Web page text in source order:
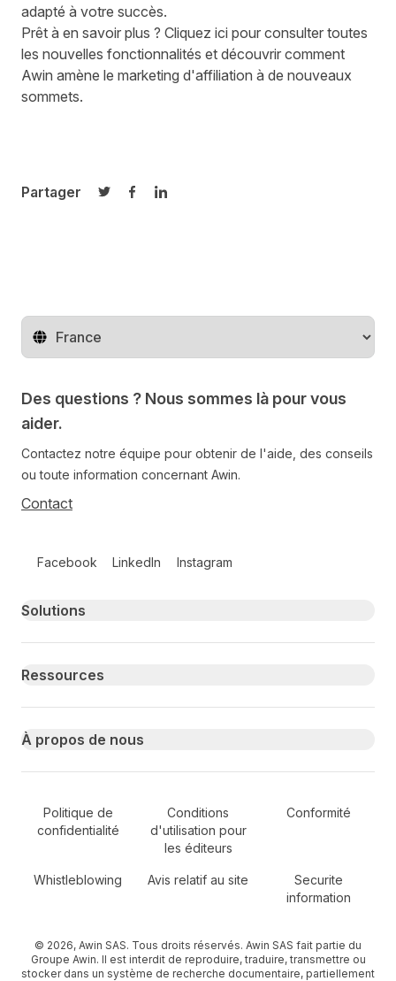
adapté à votre succès.
Prêt à en savoir plus ? Cliquez ici pour consulter toutes
les nouvelles fonctionnalités et découvrir comment
Awin amène le marketing d'affiliation à de nouveaux
sommets.
Partager
Partager sur Twitter
Partager sur Facebook
Partager sur LinkedIn
Changer de pays
Des questions ? Nous sommes là pour vous
aider.
Contactez notre équipe pour obtenir de l'aide, des conseils
ou toute information concernant Awin.
Contact
Facebook LinkedIn Instagram
Primary footer navigation
Solutions
Ressources
À propos de nous
Secondary Footer Navigation
Politique de
confidentialité
Conditions
d'utilisation pour
les éditeurs
Conformité
Whistleblowing Avis relatif au site
Securite
information
© 2026, Awin SAS. Tous droits réservés. Awin SAS fait partie du
Groupe Awin. Il est interdit de reproduire, traduire, transmettre ou
stocker dans un système de recherche documentaire, partiellement